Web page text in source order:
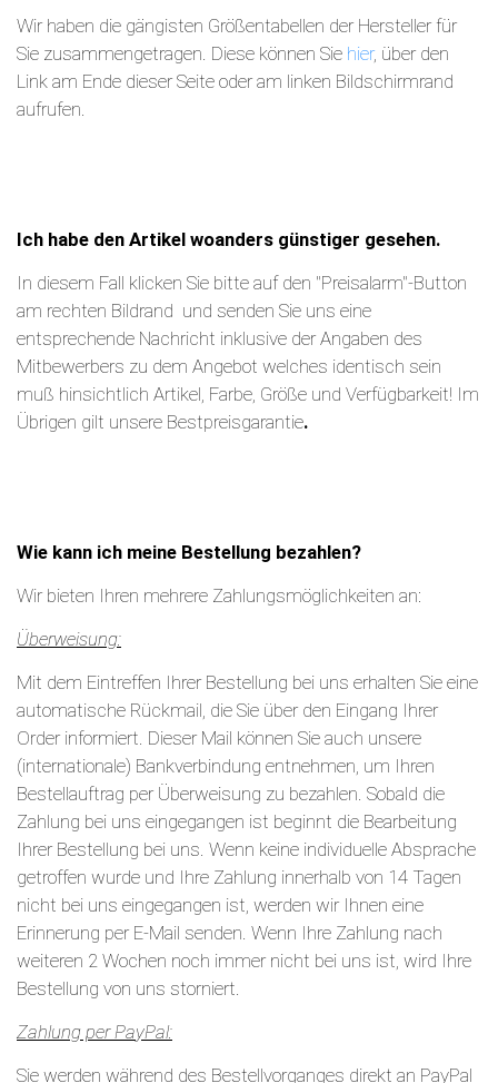
Wir haben die gängisten Größentabellen der Hersteller für
Sie zusammengetragen. Diese können Sie hier, über den
Link am Ende dieser Seite oder am linken Bildschirmrand
aufrufen.
Ich habe den Artikel woanders günstiger gesehen.
In diesem Fall klicken Sie bitte auf den "Preisalarm"-Button
am rechten Bildrand und senden Sie uns eine
entsprechende Nachricht inklusive der Angaben des
Mitbewerbers zu dem Angebot welches identisch sein
muß hinsichtlich Artikel, Farbe, Größe und Verfügbarkeit! Im
Übrigen gilt unsere Bestpreisgarantie.
Wie kann ich meine Bestellung bezahlen?
Wir bieten Ihren mehrere Zahlungsmöglichkeiten an:
Überweisung:
Mit dem Eintreffen Ihrer Bestellung bei uns erhalten Sie eine
automatische Rückmail, die Sie über den Eingang Ihrer
Order informiert. Dieser Mail können Sie auch unsere
(internationale) Bankverbindung entnehmen, um Ihren
Bestellauftrag per Überweisung zu bezahlen. Sobald die
Zahlung bei uns eingegangen ist beginnt die Bearbeitung
Ihrer Bestellung bei uns. Wenn keine individuelle Absprache
getroffen wurde und Ihre Zahlung innerhalb von 14 Tagen
nicht bei uns eingegangen ist, werden wir Ihnen eine
Erinnerung per E-Mail senden. Wenn Ihre Zahlung nach
weiteren 2 Wochen noch immer nicht bei uns ist, wird Ihre
Bestellung von uns storniert.
Zahlung per PayPal:
Sie werden während des Bestellvorganges direkt an PayPal